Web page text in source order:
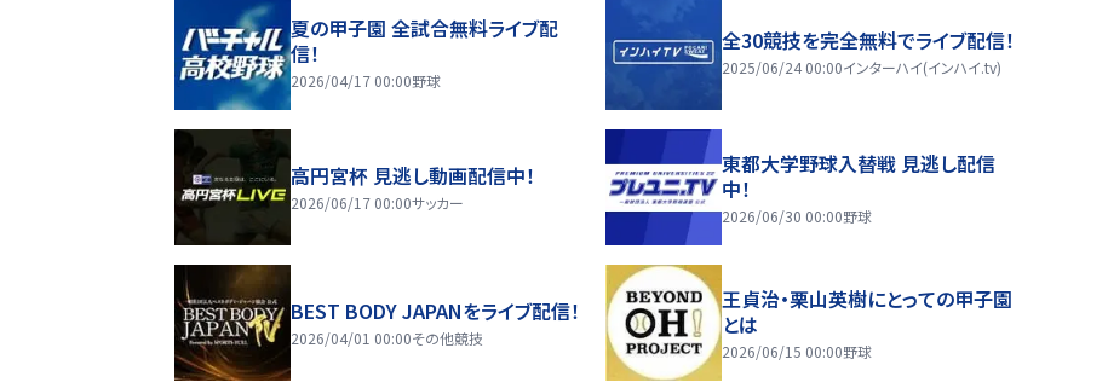
夏の甲子園 全試合無料ライブ配
信！
2026/04/17 00:00野球
全30競技を完全無料でライブ配信！
2025/06/24 00:00インターハイ(インハイ.tv)
高円宮杯 見逃し動画配信中！
2026/06/17 00:00サッカー
東都大学野球入替戦 見逃し配信
中！
2026/06/30 00:00野球
BEST BODY JAPANをライブ配信！
2026/04/01 00:00その他競技
王貞治・栗山英樹にとっての甲子園
とは
2026/06/15 00:00野球